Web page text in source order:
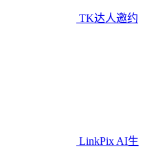
TK达人邀约
LinkPix AI生